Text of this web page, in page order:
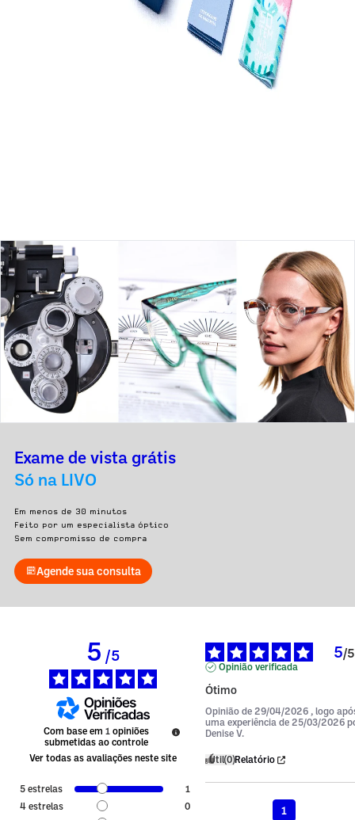
Exame de vista grátis
Só na LIVO
Em menos de 30 minutos
Feito por um especialista óptico
Sem compromisso de compra
Agende sua consulta
5/5
Com base em 1 opiniões
submetidas ao controle
Ver todas as avaliações neste site
5 estrelas
1
4 estrelas
0
5/5
Opinião verificada
Ótimo
Opinião de 29/04/2026 , logo
uma experiência de 25/03/2026
Denise V.
Útil(0)Relatório
1